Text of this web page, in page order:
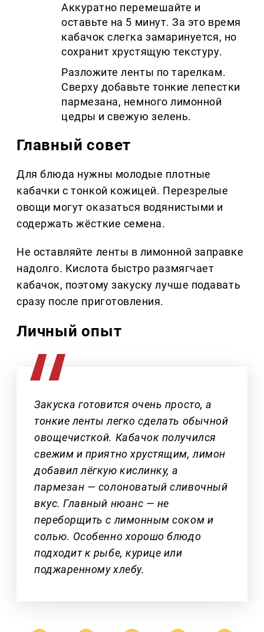
Аккуратно перемешайте и
оставьте на 5 минут. За это время
кабачок слегка замаринуется, но
сохранит хрустящую текстуру.
Разложите ленты по тарелкам.
Сверху добавьте тонкие лепестки
пармезана, немного лимонной
цедры и свежую зелень.
Главный совет
Для блюда нужны молодые плотные
кабачки с тонкой кожицей. Перезрелые
овощи могут оказаться водянистыми и
содержать жёсткие семена.
Не оставляйте ленты в лимонной заправке
надолго. Кислота быстро размягчает
кабачок, поэтому закуску лучше подавать
сразу после приготовления.
Личный опыт
Закуска готовится очень просто, а
тонкие ленты легко сделать обычной
овощечисткой. Кабачок получился
свежим и приятно хрустящим, лимон
добавил лёгкую кислинку, а
пармезан — солоноватый сливочный
вкус. Главный нюанс — не
переборщить с лимонным соком и
солью. Особенно хорошо блюдо
подходит к рыбе, курице или
поджаренному хлебу.